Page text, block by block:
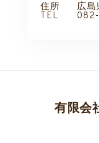
住所 広島
TEL
有限会